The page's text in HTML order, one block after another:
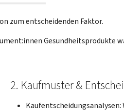
zum entscheidenden Faktor.
Gesundheitsprodukte
2. Kaufmuster &